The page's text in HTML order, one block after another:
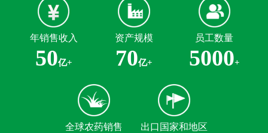
年销售收入
50亿+
资产规模
70亿+
员工数量
5000+
全球农药销售 出口国家和地区